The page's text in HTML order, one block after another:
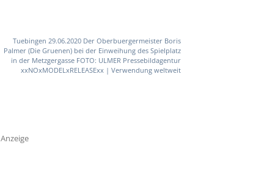
Tuebingen 29.06.2020 Der Oberbuergermeister Boris
Palmer (Die Gruenen) bei der Einweihung des Spielplatz
in der Metzgergasse FOTO: ULMER Pressebildagentur
xxNOxMODELxRELEASExx | Verwendung weltweit
Anzeige